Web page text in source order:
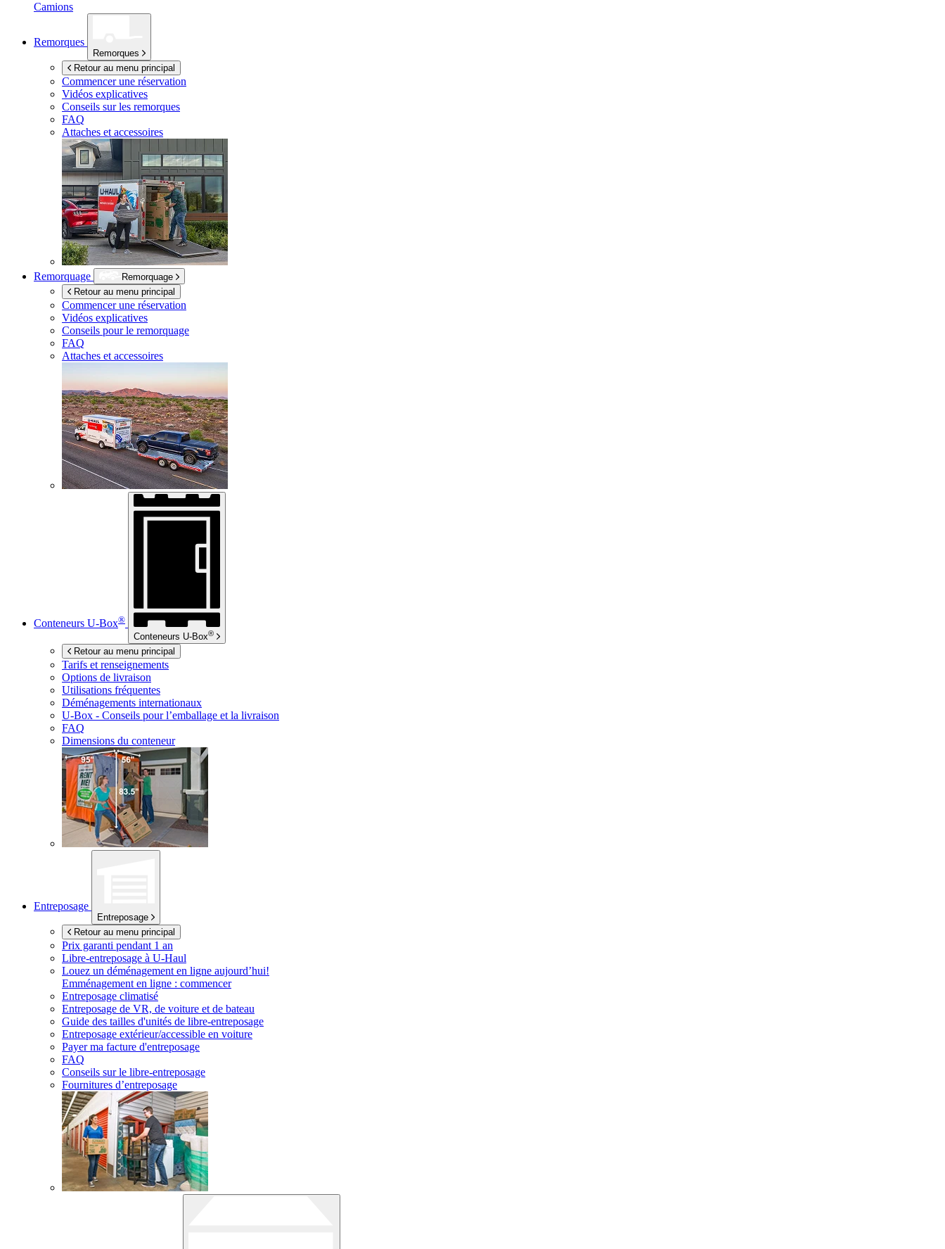
Camions
Remorques
Remorques
Retour au menu principal
Commencer une réservation
Vidéos explicatives
Conseils sur les remorques
FAQ
Attaches et accessoires
Remorquage
Remorquage
Retour au menu principal
Commencer une réservation
Vidéos explicatives
Conseils pour le remorquage
FAQ
Attaches et accessoires
Conteneurs U-Box®
Conteneurs U-Box®
Retour au menu principal
Tarifs et renseignements
Options de livraison
Utilisations fréquentes
Déménagements internationaux
U-Box - Conseils pour l’emballage et la livraison
FAQ
Dimensions du conteneur
Entreposage
Entreposage
Retour au menu principal
Prix garanti pendant 1 an
Libre-entreposage à U-Haul
Louez un déménagement en ligne aujourd’hui!
Emménagement en ligne : commencer
Entreposage climatisé
Entreposage de VR, de voiture et de bateau
Guide des tailles d'unités de libre-entreposage
Entreposage extérieur/accessible en voiture
Payer ma facture d'entreposage
FAQ
Conseils sur le libre-entreposage
Fournitures d’entreposage